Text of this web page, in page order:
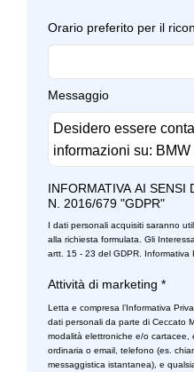
Orario preferito per il
Messaggio
INFORMATIVA AI
N. 2016/679 "GDPR"
I dati personali acquisiti saranno
alla richiesta formulata. Gli
artt. 15 - 23 del GDPR.
Informativa
Attività di marketing *
Letta e compresa l’ Informativa
dati personali da parte di Ceccato
modalità elettroniche e/o cartacee,
ordinaria o email, telefono (es.
messaggistica istantanea), e